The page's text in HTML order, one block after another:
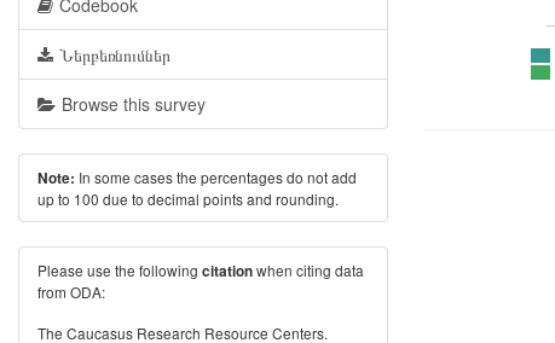
Codebook
Ներբեռնումներ
Browse this survey
Note: In some cases the percentages do not add
up to 100 due to decimal points and rounding.
Please use the following citationwhen citing data
from ODA:
The Caucasus Research Resource Centers.